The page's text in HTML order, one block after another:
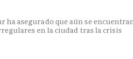
ha asegurado que aún se
en la ciudad tras la crisis